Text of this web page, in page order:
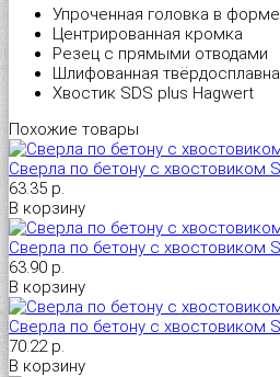
Распорный дюбель тип К (Ёж)
Распорный дюбель
Складной пружинный дюбель
Универсальный дюбель потай и с
Универсальный распорный дюбель
Универсальный распорный
Универсальный распорный
Уголок мебельный
Уголок рамный
Узкий уголок (KW)
Шпатель резиновый белый
Шпатель фасадный нержавеющий
Шпатель фасадный нержавеющий,
Шпатель фасадный нержавеющий,
Упроченная головка в
Центрированная кромка
Резец с прямыми отводами
Шлифованная
Хвостик SDS plus Hagwert
Похожие товары
Сверла по бетону с хвостовиком
63.35 р.
В корзину
Сверла по бетону с хвостовиком
63.90 р.
В корзину
Сверла по бетону с хвостовиком
70.22 р.
В корзину